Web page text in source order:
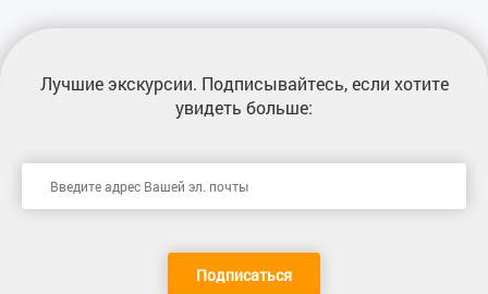
Лучшие экскурсии. Подписывайтесь, если хотите
увидеть больше:
Подписаться